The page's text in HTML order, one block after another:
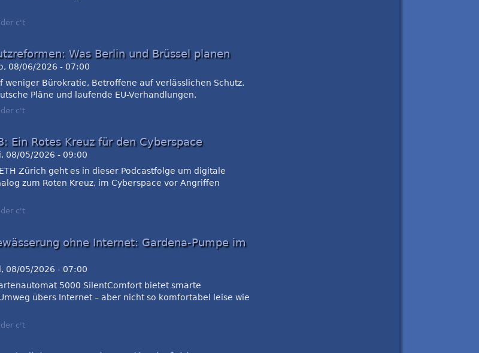
c't
Was Berlin und Brüssel planen
08/06/2026 - 07:00
weniger Bürokratie, Betroffene auf verlässlichen Schutz.
Pläne und laufende EU-Verhandlungen.
c't
Ein Rotes Kreuz für den Cyberspace
08/05/2026 - 09:00
Zürich geht es in dieser Podcastfolge um digitale
zum Roten Kreuz, im Cyberspace vor Angriffen
c't
ohne Internet: Gardena-Pumpe im
08/05/2026 - 07:00
5000 SilentComfort bietet smarte
übers Internet – aber nicht so komfortabel leise wie
c't